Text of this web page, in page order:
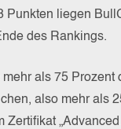
Punkten liegen
des Rankings.
als 75 Prozent
also mehr als
Zertifikat